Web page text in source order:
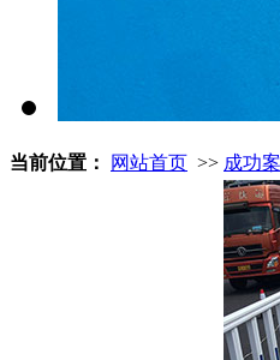
当前位置： 网站首页 >> 成功